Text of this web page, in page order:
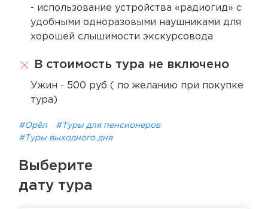
- использование устройства «радиогид» с
удобными одноразовыми наушниками для
хорошей слышимости экскурсовода
В стоимость тура не включено
Ужин - 500 руб ( по желанию при покупке
тура)
#Орёл
#Туры для пенсионеров
#Туры выходного дня
Выберите
дату тура